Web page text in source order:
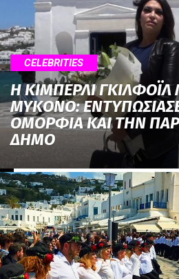
CELEBRITIES
Η ΚΙΜΠΕΡΛΙ
ΜΥΚΟΝΟ:
ΟΜΟΡΦΙΑ ΚΑΙ ΤΗΝ
ΔΗΜΟ